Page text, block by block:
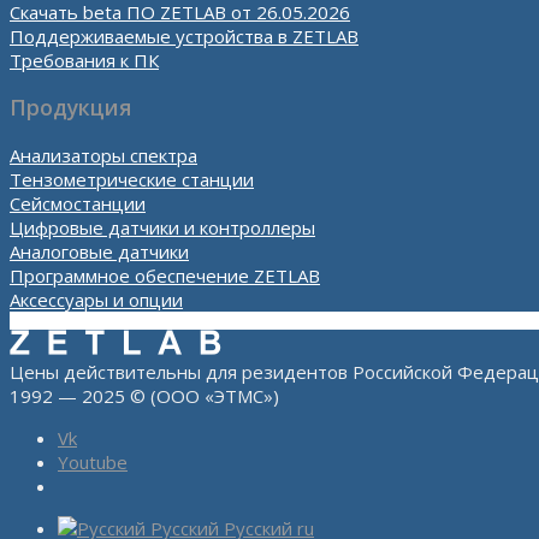
Скачать beta ПО ZETLAB от 26.05.2026
Поддерживаемые устройства в ZETLAB
Требования к ПК
Продукция
Анализаторы спектра
Тензометрические станции
Сейсмостанции
Цифровые датчики и контроллеры
Аналоговые датчики
Программное обеспечение ZETLAB
Аксессуары и опции
Цены действительны для резидентов Российской
1992 — 2025 © (ООО «ЭТМС»)
Vk
Youtube
Русский Русский ru